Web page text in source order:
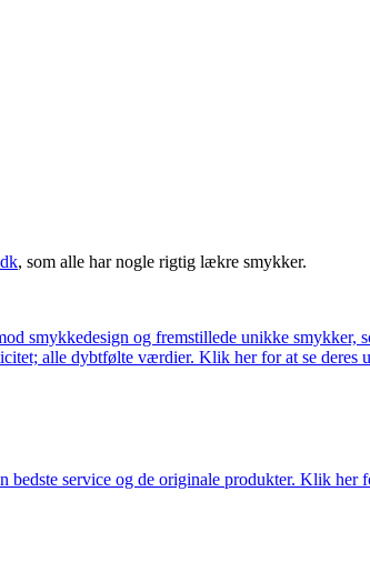
, som alle har nogle rigtig lækre smykker.
smykkedesign og fremstillede unikke smykker,
alle dybtfølte værdier. Klik her for at se deres
service og de originale produkter. Klik her